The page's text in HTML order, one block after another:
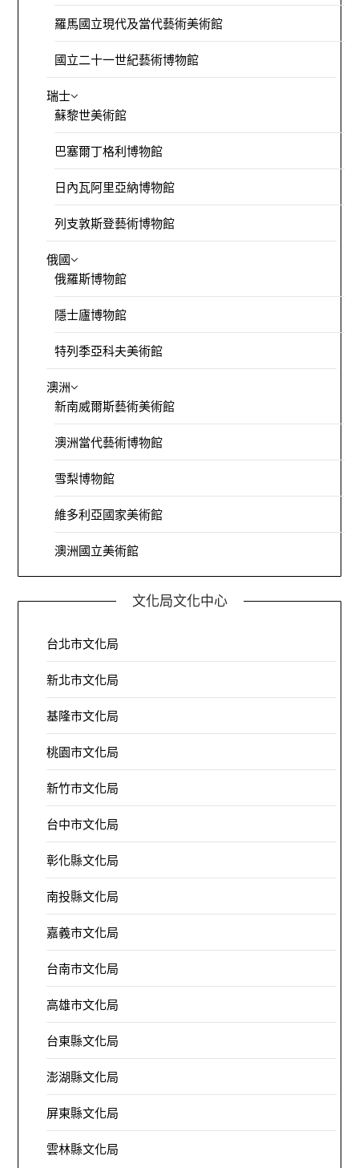
羅馬國立現代及當代藝術美術館
國立二十一世紀藝術博物館
瑞士
蘇黎世美術館
巴塞爾丁格利博物館
日內瓦阿里亞納博物館
列支敦斯登藝術博物館
俄國
俄羅斯博物館
隱士廬博物館
特列季亞科夫美術館
澳洲
新南威爾斯藝術美術館
澳洲當代藝術博物館
雪梨博物館
維多利亞國家美術館
澳洲國立美術館
文化局文化中心
台北市文化局
新北市文化局
基隆市文化局
桃園市文化局
新竹市文化局
台中市文化局
彰化縣文化局
南投縣文化局
嘉義市文化局
台南市文化局
高雄市文化局
台東縣文化局
澎湖縣文化局
屏東縣文化局
雲林縣文化局